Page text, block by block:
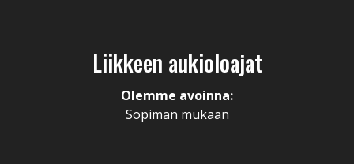
Liikkeen aukioloajat
Olemme avoinna:
Sopiman mukaan